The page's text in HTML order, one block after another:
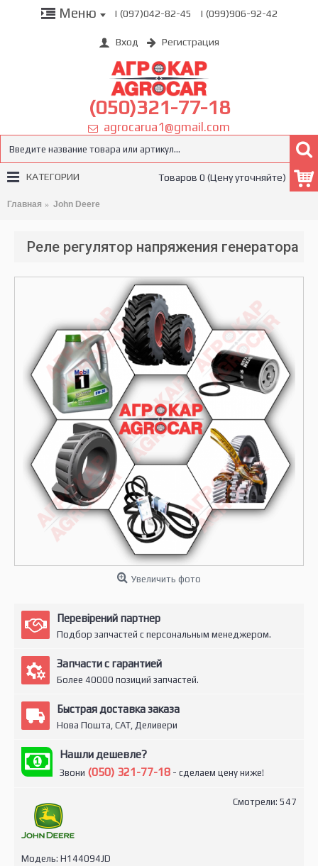
Меню | (097)042-82-45 | (099)906-92-42
Вход Регистрация
(050)321-77-18
agrocarua1@gmail.com
Товаров 0 (Цену уточняйте)
КАТЕГОРИИ
Главная John Deere
Реле регулятор напряжения генератора
Увеличить фото
Перевірений партнер
Подбор запчастей с персональным менеджером.
Запчасти с гарантией
Более 40000 позиций запчастей.
Быстрая доставка заказа
Нова Пошта, САТ, Деливери
Нашли дешевле?
Звони (050) 321-77-18 - сделаем цену ниже!
Смотрели: 547
Модель: H144094JD